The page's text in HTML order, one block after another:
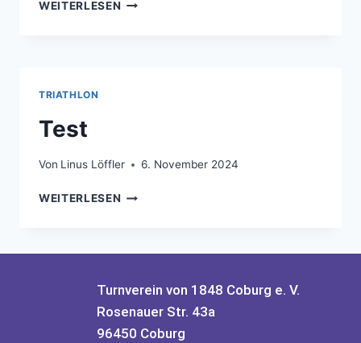
WEITERLESEN
TRIATHLON
Test
Von Linus Löffler 6. November 2024
WEITERLESEN
Turnverein von 1848 Coburg e. V.
Rosenauer Str. 43a
96450 Coburg